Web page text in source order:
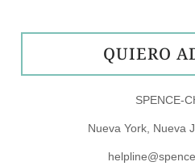
SPENCE-
Nueva York, Nueva
QUIERO